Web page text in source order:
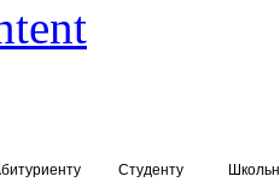
Студенту